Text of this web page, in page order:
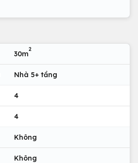
30m
2
Nhà 5+ tầng
4
4
Không
Không